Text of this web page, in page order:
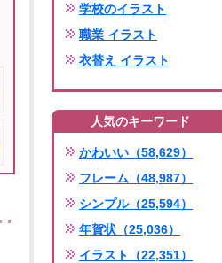
学校のイラスト
職業 イラスト
衣替え イラスト
人気のキーワード
かわいい（58,629）
フレーム（48,987）
シンプル（25,594）
年賀状（25,036）
イラスト（22,351）